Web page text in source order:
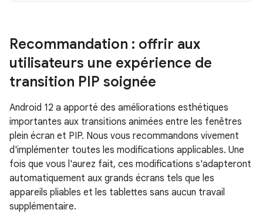
Recommandation : offrir aux
utilisateurs une expérience de
transition PIP soignée
Android 12 a apporté des améliorations esthétiques
importantes aux transitions animées entre les fenêtres
plein écran et PIP. Nous vous recommandons vivement
d'implémenter toutes les modifications applicables. Une
fois que vous l'aurez fait, ces modifications s'adapteront
automatiquement aux grands écrans tels que les
appareils pliables et les tablettes sans aucun travail
supplémentaire.